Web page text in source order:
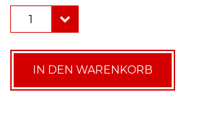
Zirkulationsgruppe
Frischwasserstation
IE
1
IN DEN WARENKORB